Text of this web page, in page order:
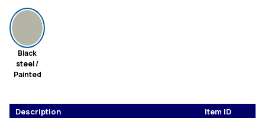
V: Lưu lượng khí lên đến 560 m3/h, Chân không lên đến
40000 Pa, Diện tích lọc 3 đến 3.75 m2.
Black
steel /
Painted
Description Item ID